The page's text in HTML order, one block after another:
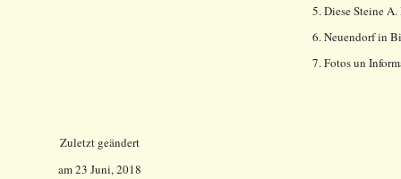
5. Diese Steine
6. Neuendorf in
7. Fotos un
Zuletzt geändert
am23 Juni, 2018